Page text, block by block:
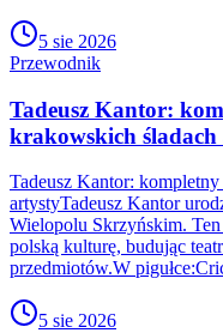
5 sie 2026
Przewodnik
Tadeusz Kantor:
krakowskich
Tadeusz Kantor:
artystyTadeusz Kantor
Wielopolu Skrzyńskim.
polską kulturę, budując
przedmiotów.W
5 sie 2026